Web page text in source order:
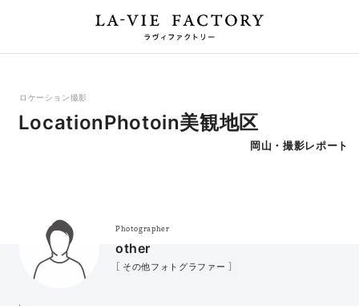
ロケーション撮影
LocationPhotoin美観地区
岡山・撮影レポート
Photographer
other
［ その他フォトグラファー ］